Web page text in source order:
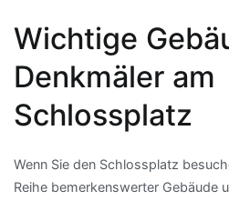
Wichtige
Denkmäler am
Schlossplatz
Wenn Sie den Schlossplatz
Reihe bemerkenswerter Gebäude